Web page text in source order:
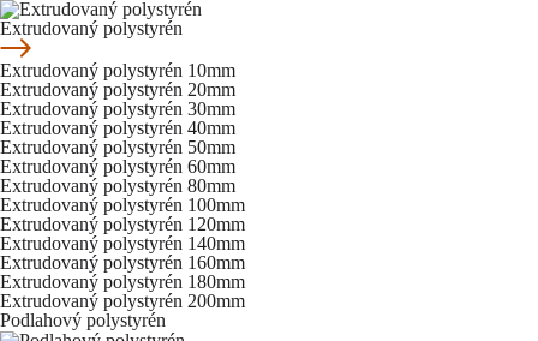
Extrudovaný polystyrén
Extrudovaný polystyrén 10mm
Extrudovaný polystyrén 20mm
Extrudovaný polystyrén 30mm
Extrudovaný polystyrén 40mm
Extrudovaný polystyrén 50mm
Extrudovaný polystyrén 60mm
Extrudovaný polystyrén 80mm
Extrudovaný polystyrén 100mm
Extrudovaný polystyrén 120mm
Extrudovaný polystyrén 140mm
Extrudovaný polystyrén 160mm
Extrudovaný polystyrén 180mm
Extrudovaný polystyrén 200mm
Podlahový polystyrén